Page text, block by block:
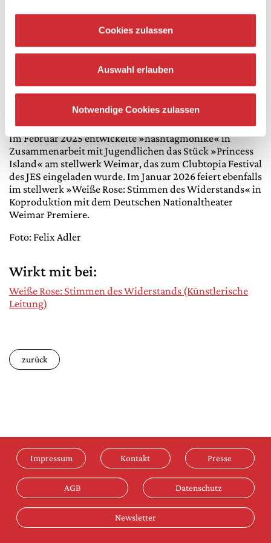
Cookies zulassen
Auswahl erlauben
Notwendige Cookies zulassen
sie Fellow des Internationalen Forums im Rahmen des
Berliner Theatertreffens. Sie hat als Schauspielerin in
darunter im Hunger-Games-Prequel »The Ballad of
Songbirds and Snakes« und als Hauptrolle in der
niederländisch-deutsch-belgischen Dramedy Serie
»This Is Gonna Be Great« (NL »Beter Wordt Het Niet«).
Ensemblemitglied am Schauspielhaus Bochum.
Im Februar 2025 entwickelte »hashtagmonike« in
Zusammenarbeit mit Jugendlichen das Stück »Princess
Island« am stellwerk Weimar, das zum Clubtopia Festival
des JES eingeladen wurde. Im Januar 2026 feiert ebenfalls
im stellwerk »Weiße Rose: Stimmen des Widerstands« in
Koproduktion mit dem Deutschen Nationaltheater
Weimar Premiere.
Foto: Felix Adler
Wirkt mit bei:
Weiße Rose: Stimmen des Widerstands (Künstlerische
Leitung)
zurück
Impressum Kontakt Presse
AGB Datenschutz
Newsletter